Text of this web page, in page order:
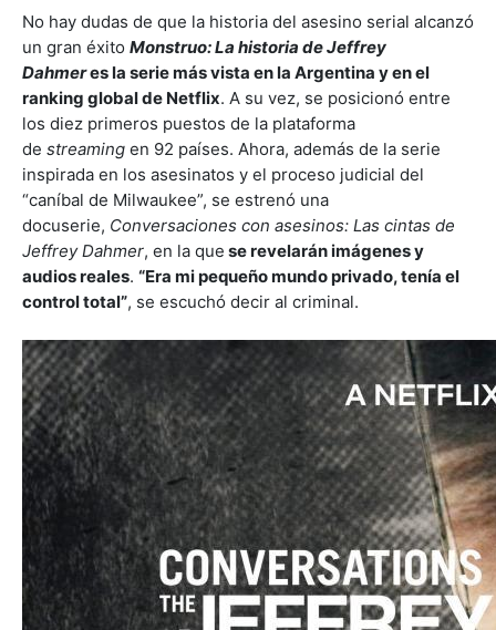
No hay dudas de que la historia del asesino serial alcanzó
un gran éxito Monstruo: La historia de Jeffrey
Dahmeres la serie más vista en la Argentina y en el
ranking global de Netflix. A su vez, se posicionó entre
los diez primeros puestos de la plataforma
de streaming en 92 países. Ahora, además de la serie
inspirada en los asesinatos y el proceso judicial del
“caníbal de Milwaukee”, se estrenó una
docuserie, Conversaciones con asesinos: Las cintas de
Jeffrey Dahmer, en la que se revelarán imágenes y
audios reales. “Era mi pequeño mundo privado, tenía el
control total”, se escuchó decir al criminal.